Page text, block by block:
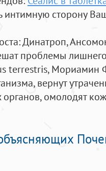
интимную сторону
: Динатроп,
проблемы
terrestris, Мориамин
вернут
омолодят